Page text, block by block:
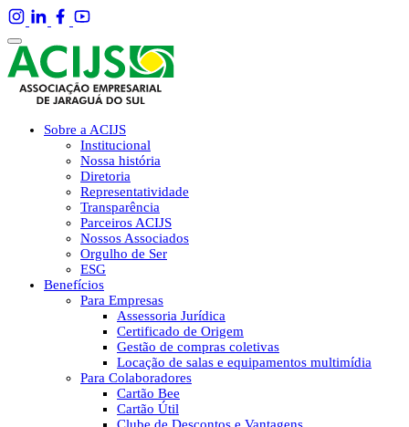
Sobre a ACIJS
Institucional
Nossa história
Diretoria
Representatividade
Transparência
Parceiros ACIJS
Nossos Associados
Orgulho de Ser
ESG
Benefícios
Para Empresas
Assessoria Jurídica
Certificado de Origem
Gestão de compras coletivas
Locação de salas e equipamentos multimídia
Para Colaboradores
Cartão Bee
Cartão Útil